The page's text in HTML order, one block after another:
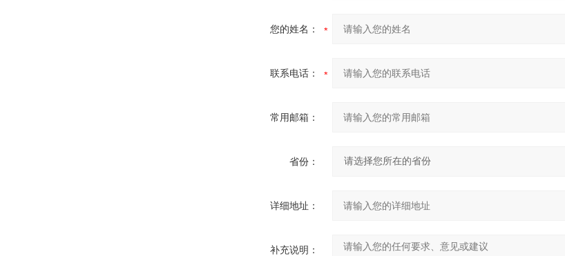
您的姓名：
联系电话：
常用邮箱：
省份：
详细地址：
补充说明：